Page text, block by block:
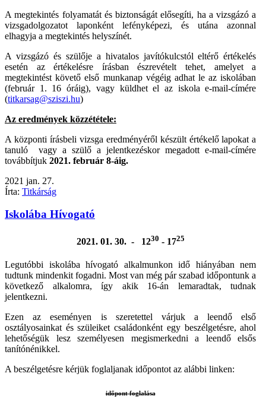
A megtekintés folyamatát és biztonságát elősegíti, ha a vizsgázó a
vizsgadolgozatot laponként lefényképezi, és utána azonnal
elhagyja a megtekintés helyszínét.
A vizsgázó és szülője a hivatalos javítókulcstól eltérő értékelés
esetén az értékelésre írásban észrevételt tehet, amelyet a
megtekintést követő első munkanap végéig adhat le az iskolában
(február 1. 16 óráig), vagy küldhet el az iskola e-mail-címére
(titkarsag@sziszi.hu)
Az eredmények közzététele:
A központi írásbeli vizsga eredményéről készült értékelő lapokat a
tanuló vagy a szülő a jelentkezéskor megadott e-mail-címére
továbbítjuk 2021. február 8-áig.
2021 jan. 27.
Írta: Titkárság
Iskolába Hívogató
2021. 01. 30. - 1230 - 1725
Legutóbbi iskolába hívogató alkalmunkon idő hiányában nem
tudtunk mindenkit fogadni. Most van még pár szabad időpontunk a
következő alkalomra, így akik 16-án lemaradtak, tudnak
jelentkezni.
Ezen az eseményen is szeretettel várjuk a leendő első
osztályosainkat és szüleiket családonként egy beszélgetésre, ahol
lehetőségük lesz személyesen megismerkedni a leendő elsős
tanítónénikkel.
A beszélgetésre kérjük foglaljanak időpontot az alábbi linken:
időpont foglalása